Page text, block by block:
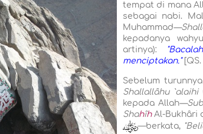
tempat di mana
sebagai nabi.
Muhammad
kepadanya
artinya):
menciptakan."[QS.
Sebelum
Shallallâhu `alaihi
kepada Allah
ShahîhAl-Bukhâri
—berkata,